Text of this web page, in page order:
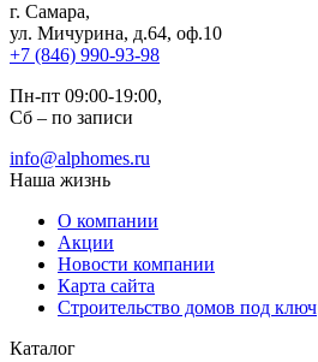
г. Самара,
ул. Мичурина, д.64, оф.10
+7 (846) 990-93-98
Пн-пт 09:00-19:00,
Сб – по записи
info@alphomes.ru
Наша жизнь
О компании
Акции
Новости компании
Карта сайта
Строительство домов под ключ
Каталог